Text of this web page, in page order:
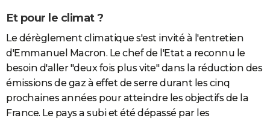
Et pour le climat ?
Le dérèglement climatique s'est invité à l'entretien
d'Emmanuel Macron. Le chef de l'Etat a reconnu le
besoin d'aller "deux fois plus vite" dans la réduction des
émissions de gaz à effet de serre durant les cinq
prochaines années pour atteindre les objectifs de la
France. Le pays a subi et été dépassé par les